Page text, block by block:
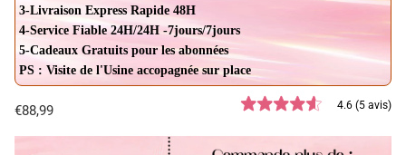
3-Livraison Express Rapide 48H
4-Service Fiable 24H/24H -7jours/7jours
5-Cadeaux Gratuits pour les abonnées
PS : Visite de l'Usine accopagnée sur place
€88,99 4.6 (5 avis)